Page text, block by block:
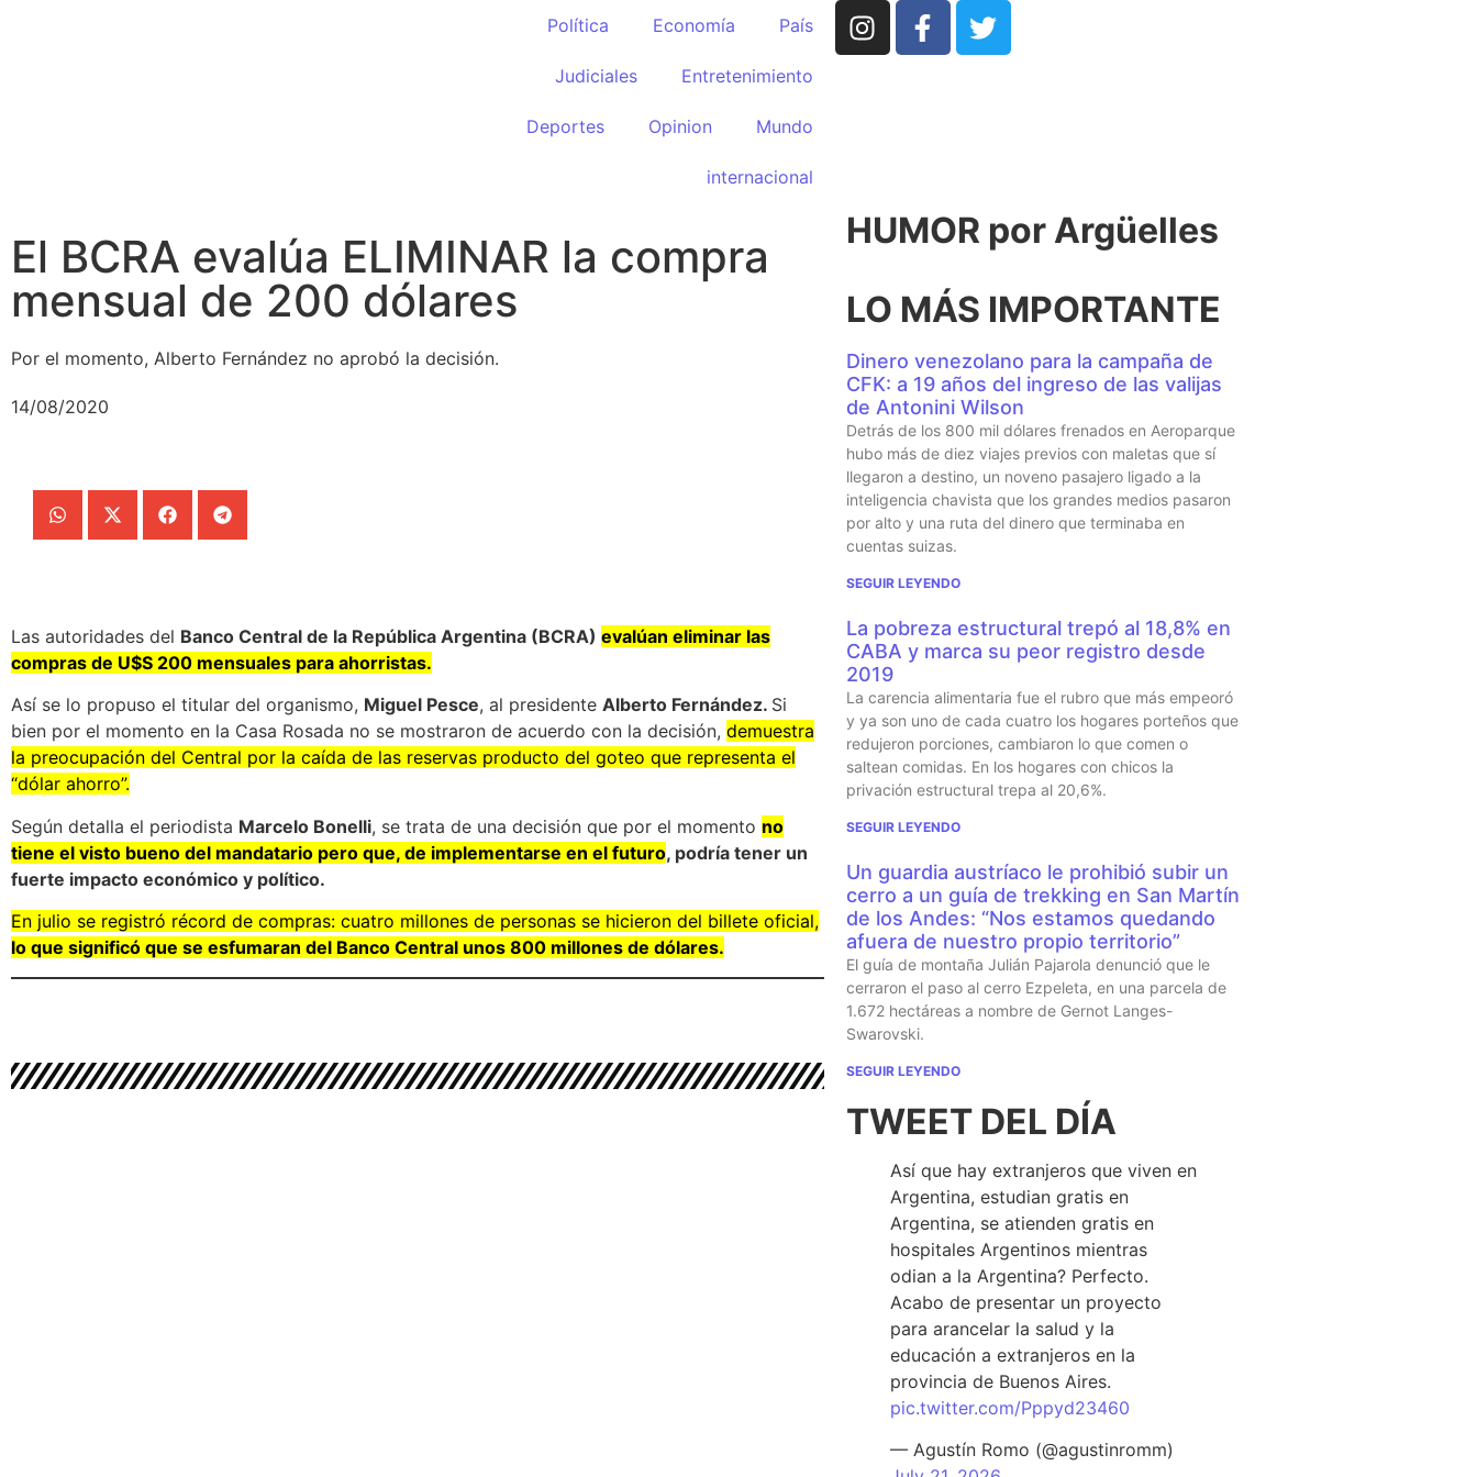
Política Economía País
Judiciales Entretenimiento
Deportes Opinion Mundo
internacional
El BCRA evalúa ELIMINAR la compra
mensual de 200 dólares
Por el momento, Alberto Fernández no aprobó la decisión.
14/08/2020
Las autoridades del Banco Central de la República Argentina (BCRA) evalúan eliminar las
compras de U$S 200 mensuales para ahorristas.
Así se lo propuso el titular del organismo, Miguel Pesce, al presidente Alberto Fernández. Si
bien por el momento en la Casa Rosada no se mostraron de acuerdo con la decisión, demuestra
la preocupación del Central por la caída de las reservas producto del goteo que representa el
“dólar ahorro”.
Según detalla el periodista Marcelo Bonelli, se trata de una decisión que por el momento no
tiene el visto bueno del mandatario pero que, de implementarse en el futuro, podría tener un
fuerte impacto económico y político.
En julio se registró récord de compras: cuatro millones de personas se hicieron del billete oficial,
lo que significó que se esfumaran del Banco Central unos 800 millones de dólares.
HUMOR por Argüelles​
LO MÁS IMPORTANTE
Dinero venezolano para la campaña de
CFK: a 19 años del ingreso de las valijas
de Antonini Wilson
Detrás de los 800 mil dólares frenados en Aeroparque
hubo más de diez viajes previos con maletas que sí
llegaron a destino, un noveno pasajero ligado a la
inteligencia chavista que los grandes medios pasaron
por alto y una ruta del dinero que terminaba en
cuentas suizas.
SEGUIR LEYENDO
La pobreza estructural trepó al 18,8% en
CABA y marca su peor registro desde
2019
La carencia alimentaria fue el rubro que más empeoró
y ya son uno de cada cuatro los hogares porteños que
redujeron porciones, cambiaron lo que comen o
saltean comidas. En los hogares con chicos la
privación estructural trepa al 20,6%.
SEGUIR LEYENDO
Un guardia austríaco le prohibió subir un
cerro a un guía de trekking en San Martín
de los Andes: “Nos estamos quedando
afuera de nuestro propio territorio”
El guía de montaña Julián Pajarola denunció que le
cerraron el paso al cerro Ezpeleta, en una parcela de
1.672 hectáreas a nombre de Gernot Langes-
Swarovski.
SEGUIR LEYENDO
TWEET DEL DÍA
Así que hay extranjeros que viven en
Argentina, estudian gratis en
Argentina, se atienden gratis en
hospitales Argentinos mientras
odian a la Argentina? Perfecto.
Acabo de presentar un proyecto
para arancelar la salud y la
educación a extranjeros en la
provincia de Buenos Aires.
pic.twitter.com/Pppyd23460
— Agustín Romo (@agustinromm)